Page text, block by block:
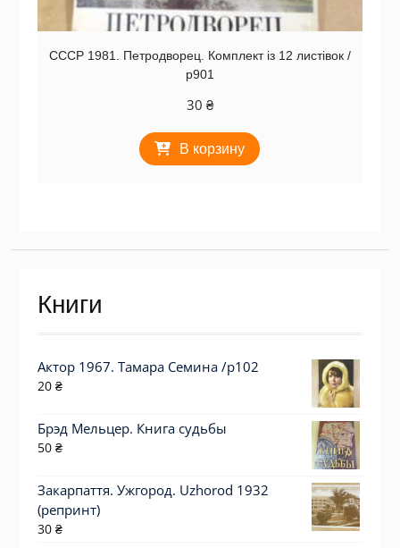
СССР 1981. Петродворец. Комплект із 12 листівок /
р901
30 ₴
В корзину
Книги
Актор 1967. Тамара Семина /p102
20 ₴
Брэд Мельцер. Книга судьбы
50 ₴
Закарпаття. Ужгород. Uzhorod 1932
(репринт)
30 ₴